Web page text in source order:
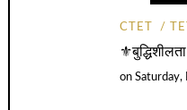
CTET
onSaturday,